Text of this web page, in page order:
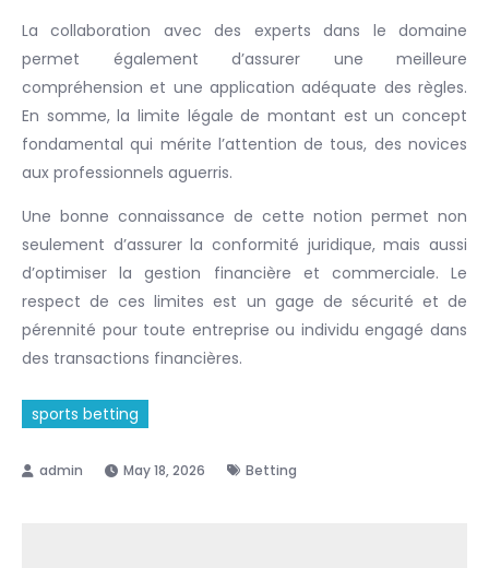
La collaboration avec des experts dans le domaine
permet également d’assurer une meilleure
compréhension et une application adéquate des règles.
En somme, la limite légale de montant est un concept
fondamental qui mérite l’attention de tous, des novices
aux professionnels aguerris.
Une bonne connaissance de cette notion permet non
seulement d’assurer la conformité juridique, mais aussi
d’optimiser la gestion financière et commerciale. Le
respect de ces limites est un gage de sécurité et de
pérennité pour toute entreprise ou individu engagé dans
des transactions financières.
sports betting
May 18, 2026 Betting